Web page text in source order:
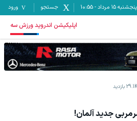
پنجشنبه ۱۵ مرداد -
10:55 جستجو ورود
اپلیکیشن اندروید ورزش سه
29.1K بازدید
جدید آلمان!